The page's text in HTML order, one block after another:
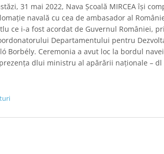
31 mai 2022, Nava Școală MIRCEA își
navală cu cea de ambasador al
ce i-a fost acordat de Guvernul României,
Departamentului pentru
Borbély. Ceremonia a avut loc la bordul
dlui ministru al apărării naționale –